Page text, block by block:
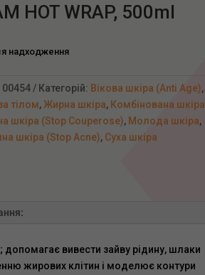
HOT WRAP, 500ml
надходження
00454 Категорій: Вікова шкіра (Anti Age),
тілом, Жирна шкіра, Комбінована шкіра
шкіра (Stop Couperose), Молода шкіра,
шкіра (Stop Acne), Суха шкіра
допомагає вивести зайву рідину, шлаки
жирових клітин і моделює контури